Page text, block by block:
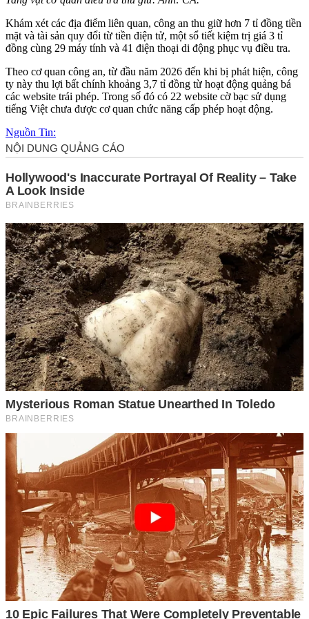
Khám xét các địa điểm liên quan, công an thu giữ hơn 7 tỉ đồng tiền
mặt và tài sản quy đổi từ tiền điện tử, một sổ tiết kiệm trị giá 3 tỉ
đồng cùng 29 máy tính và 41 điện thoại di động phục vụ điều tra.
Theo cơ quan công an, từ đầu năm 2026 đến khi bị phát hiện, công
ty này thu lợi bất chính khoảng 3,7 tỉ đồng từ hoạt động quảng bá
các website trái phép. Trong số đó có 22 website cờ bạc sử dụng
tiếng Việt chưa được cơ quan chức năng cấp phép hoạt động.
Nguồn Tin: